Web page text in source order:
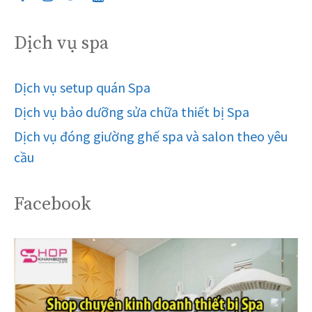
Dịch vụ spa
Dịch vụ setup quán Spa
Dịch vụ bảo dưỡng sửa chữa thiết bị Spa
Dịch vụ đóng giường ghế spa và salon theo yêu
cầu
Facebook